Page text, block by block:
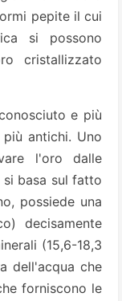
pepite il cui
si possono
cristallizzato
e più
antichi. Uno
l'oro dalle
basa sul fatto
possiede una
decisamente
(15,6-18,3
dell'acqua che
forniscono le